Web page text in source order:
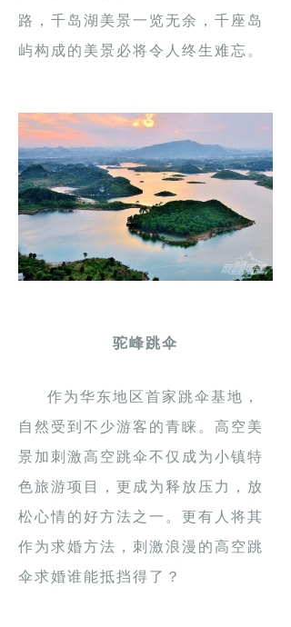
路，千岛湖美景一览无余，千座岛
屿构成的美景必将令人终生难忘。
驼峰跳伞
作为华东地区首家跳伞基地，
自然受到不少游客的青睐。高空美
景加刺激高空跳伞不仅成为小镇特
色旅游项目，更成为释放压力，放
松心情的好方法之一。更有人将其
作为求婚方法，刺激浪漫的高空跳
伞求婚谁能抵挡得了？